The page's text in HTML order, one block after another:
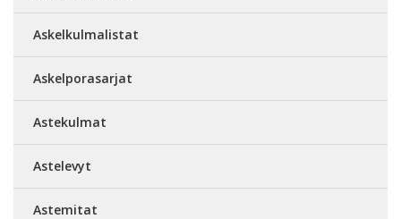
Askelkulmalistat
Askelporasarjat
Astekulmat
Astelevyt
Astemitat